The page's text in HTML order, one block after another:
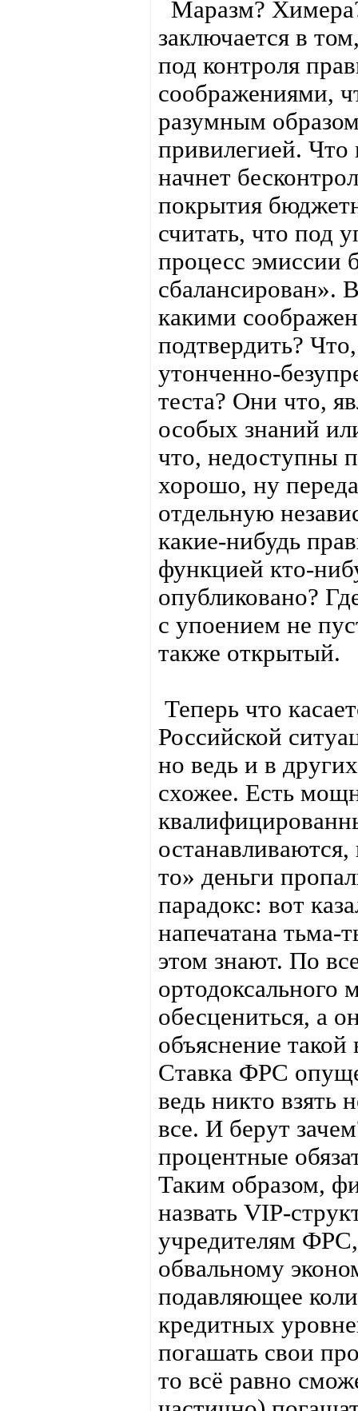
Маразм?
заключается в
под контроля
соображениями,
разумным
привилегией. Что
начнет
покрытия
считать, что под
процесс эмиссии
сбалансирован».
какими
подтвердить?
утонченно-
теста? Они что,
особых знаний
что, недоступны
хорошо, ну
отдельную
какие-нибудь
функцией кто-
опубликовано?
с упоением не
также открытый.
Теперь что
Российской
но ведь и в
схожее. Есть
то» деньги
парадокс: вот
напечатана тьма-
этом знают. По
ортодоксального
обесцениться, а
объяснение
Ставка ФРС
ведь никто взять
все. И берут
процентные
Таким образом,
назвать VIP-
учредителям ФРС,
обвальному
подавляющее
кредитных
погашать свои
то всё равно